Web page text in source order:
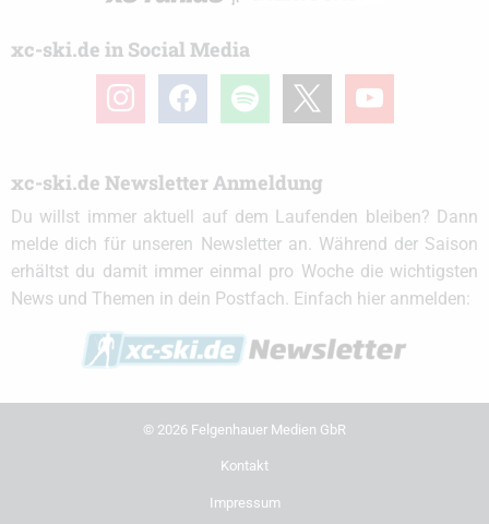
xc-ski.de in Social Media
instagramfacebook spotify youtube
xc-ski.de Newsletter Anmeldung
Du willst immer aktuell auf dem Laufenden bleiben? Dann
melde dich für unseren Newsletter an. Während der Saison
erhältst du damit immer einmal pro Woche die wichtigsten
News und Themen in dein Postfach. Einfach hier anmelden:
© 2026 Felgenhauer Medien GbR
Kontakt
Impressum